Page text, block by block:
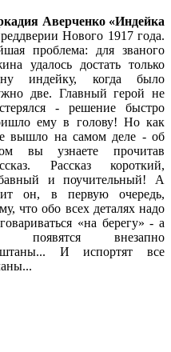
Аверченко «Индейка
Нового 1917 года.
проблема: для званого
удалось достать только
индейку, когда было
две. Главный герой не
- решение быстро
ему в голову! Но как
вышло на самом деле - об
вы узнаете прочитав
Рассказ короткий,
и поучительный! А
он, в первую очередь,
что обо всех деталях надо
«на берегу» - а
появятся внезапно
И испортят все